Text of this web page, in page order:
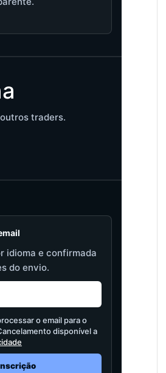
traders.
idioma e confirmada
do envio.
o email para o
disponível a